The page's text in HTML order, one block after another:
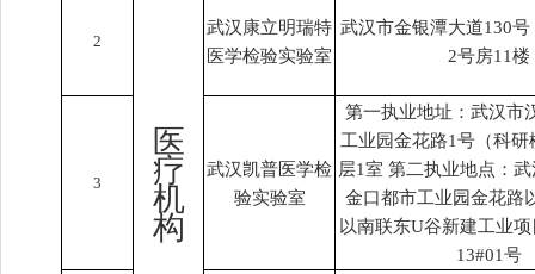
医
疗
机
构
2
武汉康立明瑞特
医学检验实验室
武汉市金银潭大道130
2号房11楼
3
武汉凯普医学检
验实验室
第一执业地址：武汉市
工业园金花路1号（科研
层1室 第二执业地点：
金口都市工业园金花路
以南联东U谷新建工业
13#01号